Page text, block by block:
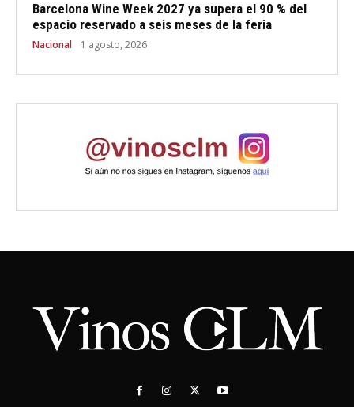
Barcelona Wine Week 2027 ya supera el 90 % del
espacio reservado a seis meses de la feria
Nacional 1 agosto, 2026